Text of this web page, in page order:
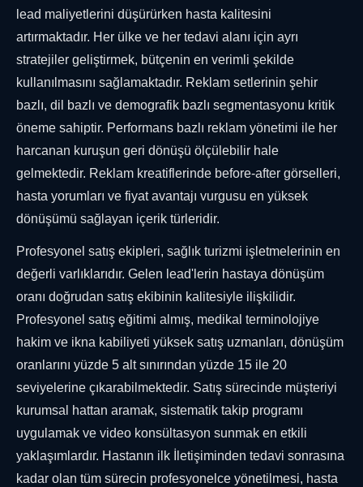
lead maliyetlerini düşürürken hasta kalitesini
artırmaktadır. Her ülke ve her tedavi alanı için ayrı
stratejiler geliştirmek, bütçenin en verimli şekilde
kullanılmasını sağlamaktadır. Reklam setlerinin şehir
bazlı, dil bazlı ve demografik bazlı segmentasyonu kritik
öneme sahiptir. Performans bazlı reklam yönetimi ile her
harcanan kuruşun geri dönüşü ölçülebilir hale
gelmektedir. Reklam kreatiflerinde before-after görselleri,
hasta yorumları ve fiyat avantajı vurgusu en yüksek
dönüşümü sağlayan içerik türleridir.
Profesyonel satış ekipleri, sağlık turizmi işletmelerinin en
değerli varlıklarıdır. Gelen lead'lerin hastaya dönüşüm
oranı doğrudan satış ekibinin kalitesiyle ilişkilidir.
Profesyonel satış eğitimi almış, medikal terminolojiye
hakim ve ikna kabiliyeti yüksek satış uzmanları, dönüşüm
oranlarını yüzde 5 alt sınırından yüzde 15 ile 20
seviyelerine çıkarabilmektedir. Satış sürecinde müşteriyi
kurumsal hattan aramak, sistematik takip programı
uygulamak ve video konsültasyon sunmak en etkili
yaklaşımlardır. Hastanın ilk İletişiminden tedavi sonrasına
kadar olan tüm sürecin profesyonelce yönetilmesi, hasta